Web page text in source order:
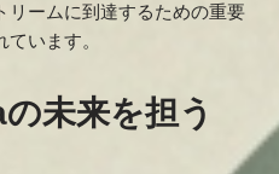
リームに到達するための重要
います。
未来を担う